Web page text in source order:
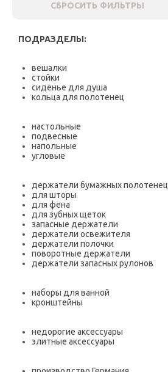
СБРОСИТЬ ФИЛЬТРЫ
ПОДРАЗДЕЛЫ:
вешалки
стойки
сиденье для душа
кольца для полотенец
настольные
подвесные
напольные
угловые
держатели бумажных полотенец
для шторы
для фена
для зубных щеток
запасные держатели
держатели освежителя
держатели полочки
поворотные держатели
держатели запасных рулонов
наборы для ванной
кронштейны
недорогие аксессуары
элитные аксессуары